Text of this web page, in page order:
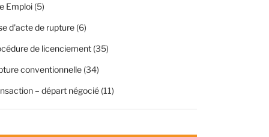
Emploi(5)
d'acte de rupture(6)
de licenciement(35)
conventionnelle(34)
– départ négocié(11)